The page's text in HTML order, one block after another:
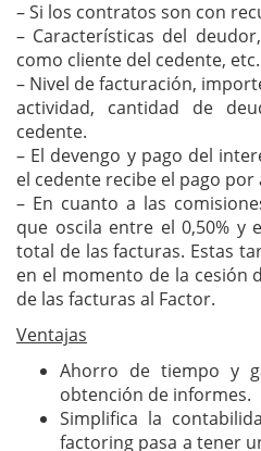
– Si los contratos son con
– Características del
como cliente del cedente, etc.
– Nivel de facturación,
actividad, cantidad de
cedente.
– El devengo y pago del
el cedente recibe el pago por
– En cuanto a las
que oscila entre el 0,50% y
total de las facturas. Estas
en el momento de la cesión
de las facturas al Factor.
Ventajas
Ahorro de tiempo y
obtención de informes.
Simplifica la
factoring pasa a tener